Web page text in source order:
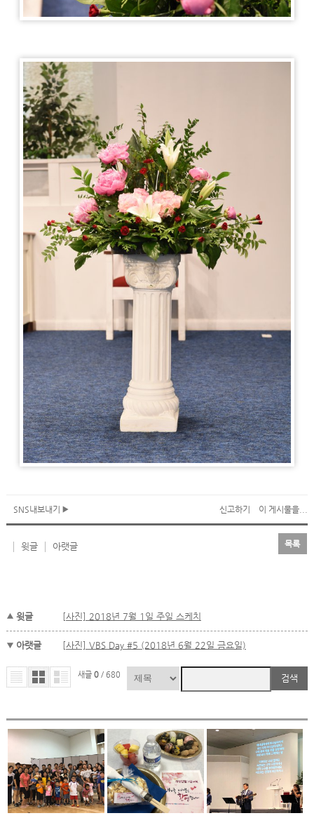
SNS내보내기 신고하기 이 게시물을...
윗글 아랫글 목록
윗글 [사진] 2018년 7월 1일 주일 스케치
아랫글 [사진] VBS Day #5 (2018년 6월 22일 금요일)
새글 0/ 680 검색